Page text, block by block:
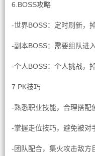
6.BOSS攻略
-世界BOSS：定时刷新，
-副本BOSS：需要组队进
-个人BOSS：个人挑战，
7.PK技巧
-熟悉职业技能，合理搭配
-掌握走位技巧，避免被对
-团队配合，集火攻击敌方